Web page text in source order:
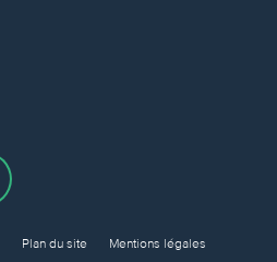
Plan du site
Mentions légales